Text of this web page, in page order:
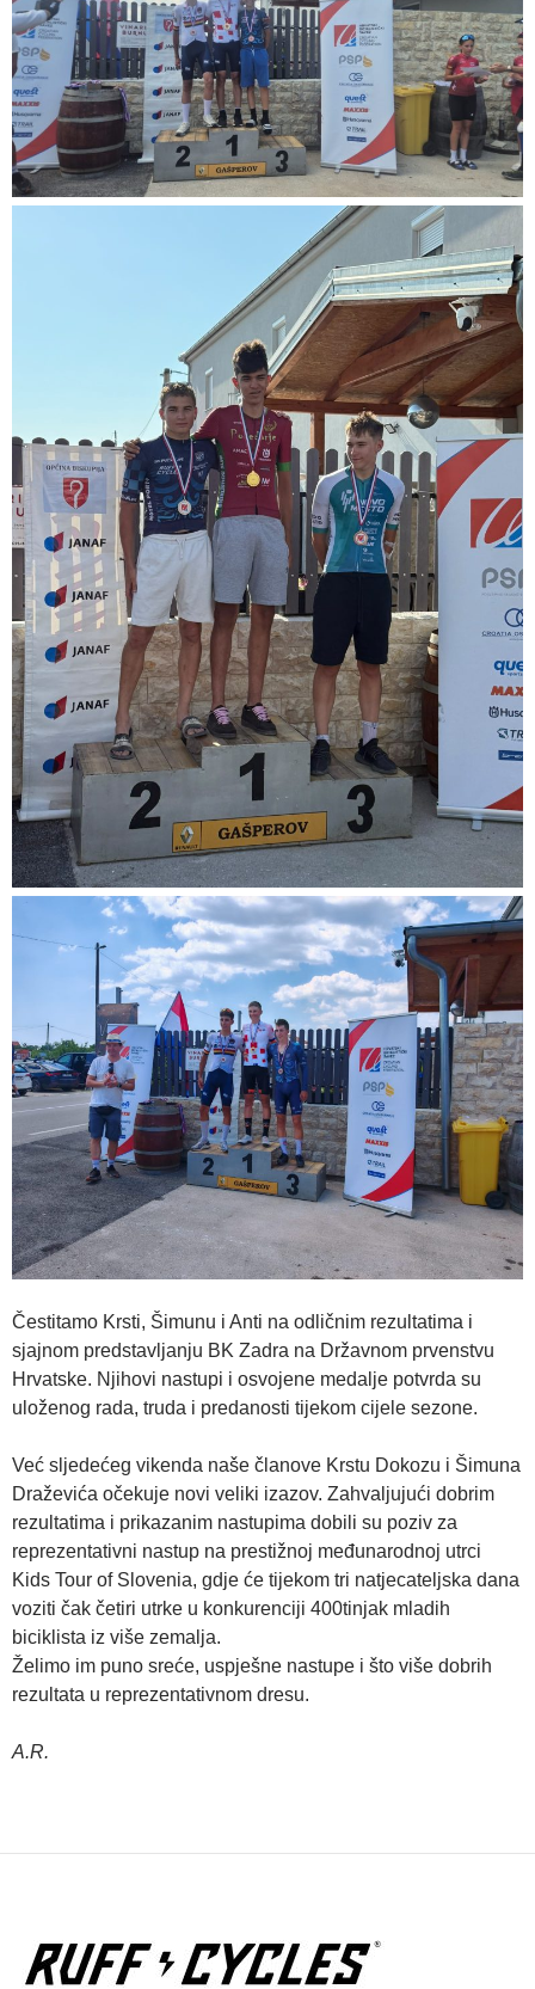
Čestitamo Krsti, Šimunu i Anti na odličnim rezultatima i
sjajnom predstavljanju BK Zadra na Državnom prvenstvu
Hrvatske. Njihovi nastupi i osvojene medalje potvrda su
uloženog rada, truda i predanosti tijekom cijele sezone.
Već sljedećeg vikenda naše članove Krstu Dokozu i Šimuna
Draževića očekuje novi veliki izazov. Zahvaljujući dobrim
rezultatima i prikazanim nastupima dobili su poziv za
reprezentativni nastup na prestižnoj međunarodnoj utrci
Kids Tour of Slovenia, gdje će tijekom tri natjecateljska dana
voziti čak četiri utrke u konkurenciji 400tinjak mladih
biciklista iz više zemalja.
Želimo im puno sreće, uspješne nastupe i što više dobrih
rezultata u reprezentativnom dresu.
A.R.